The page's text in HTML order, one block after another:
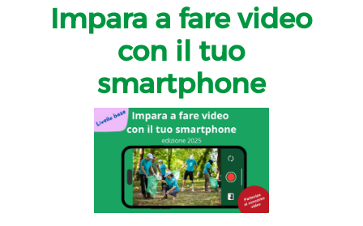
Impara a fare video
con il tuo
smartphone